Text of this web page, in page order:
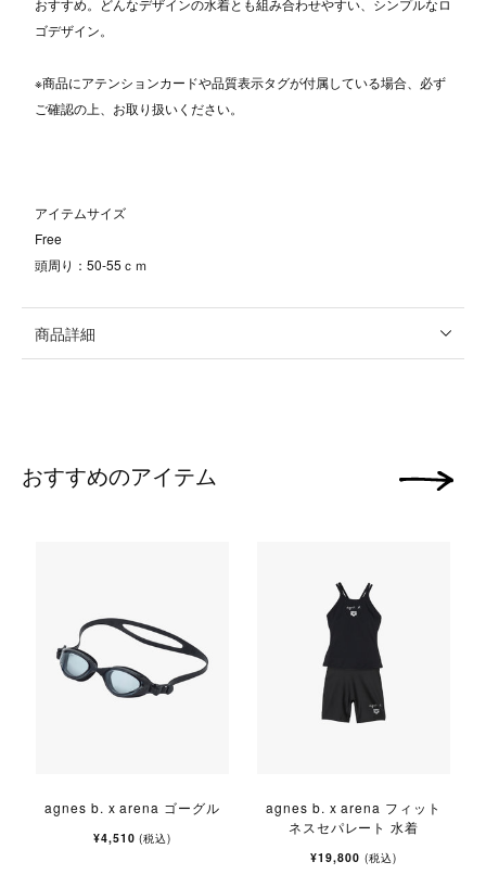
おすすめ。どんなデザインの水着とも組み合わせやすい、シンプルなロ
ゴデザイン。
※商品にアテンションカードや品質表示タグが付属している場合、必ず
ご確認の上、お取り扱いください。
アイテムサイズ
Free
頭周り：50-55ｃｍ
商品詳細
おすすめのアイテム
agnes b. x arena ゴーグル
¥4,510(税込)
agnes b. x arena フィット
ネスセパレート 水着
¥19,800 (税込)
次の画像